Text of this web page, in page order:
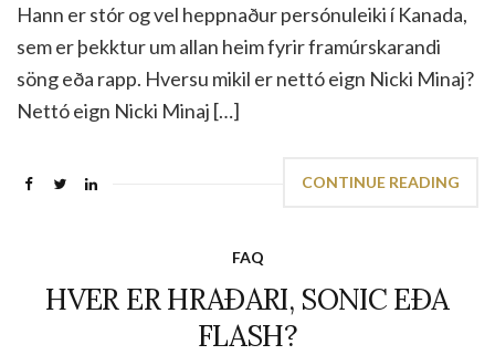
Hann er stór og vel heppnaður persónuleiki í Kanada,
sem er þekktur um allan heim fyrir framúrskarandi
söng eða rapp. Hversu mikil er nettó eign Nicki Minaj?
Nettó eign Nicki Minaj […]
CONTINUE READING
FAQ
HVER ER HRAÐARI, SONIC EÐA
FLASH?